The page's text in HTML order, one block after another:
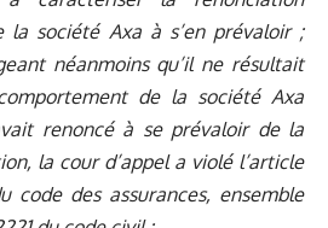
la société Axa à s’en prévaloir ;
néanmoins qu’il ne résultait
de la société Axa
renoncé à se prévaloir de la
la cour d’appel a violé l’article
code des assurances, ensemble